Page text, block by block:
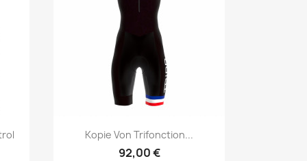
Vorschau
Kopie Von Trifonction...
92,00 €